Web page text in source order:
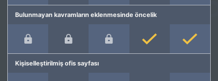
Bulunmayan kavramların eklenmesinde öncelik
Kişiselleştirilmiş ofis sayfası